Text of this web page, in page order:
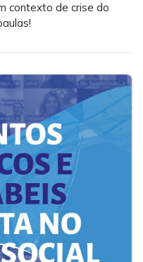
contexto de crise do